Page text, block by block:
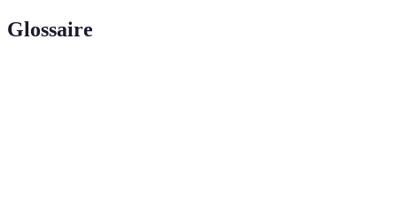
Glossaire